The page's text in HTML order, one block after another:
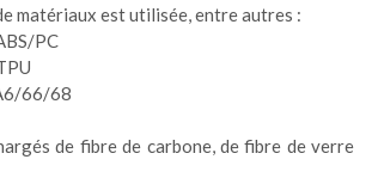
matériaux est utilisée, entre autres :
PC
66/68
de fibre de carbone, de fibre de verre